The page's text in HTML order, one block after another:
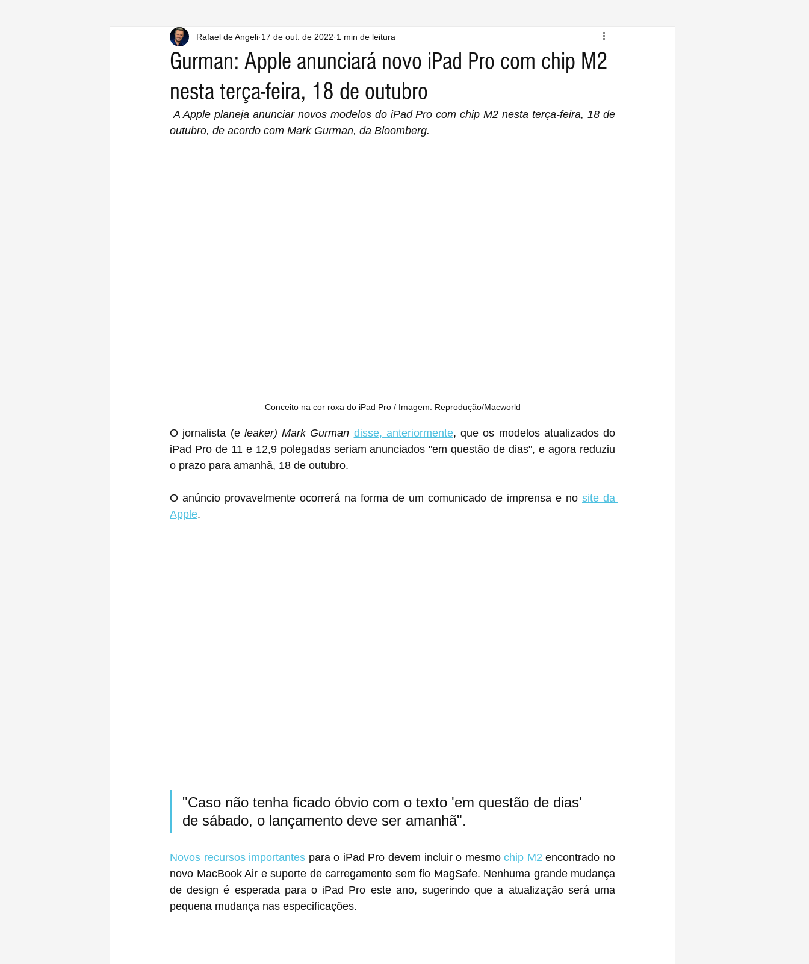
Gurman: Apple anunciará novo iPad Pro com chip M2
nesta terça-feira, 18 de outubro
Rafael de Angeli 17 de out. de 2022 1 min de leitura
A Apple planeja anunciar novos modelos do iPad Pro com chip M2 nesta terça-feira, 18 de
outubro, de acordo com Mark Gurman, da Bloomberg.
Conceito na cor roxa do iPad Pro / Imagem: Reprodução/Macworld
O jornalista (e leaker) Mark Gurman disse, anteriormente, que os modelos atualizados do
iPad Pro de 11 e 12,9 polegadas seriam anunciados "em questão de dias", e agora reduziu
o prazo para amanhã, 18 de outubro.
O anúncio provavelmente ocorrerá na forma de um comunicado de imprensa e no site da
Apple.
"Caso não tenha ficado óbvio com o texto 'em questão de dias'
de sábado, o lançamento deve ser amanhã".
Novos recursos importantes para o iPad Pro devem incluir o mesmo chip M2 encontrado no
novo MacBook Air e suporte de carregamento sem fio MagSafe. Nenhuma grande mudança
de design é esperada para o iPad Pro este ano, sugerindo que a atualização será uma
pequena mudança nas especificações.